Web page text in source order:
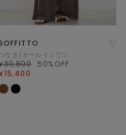
なぎ/オールインワン
50%OFF